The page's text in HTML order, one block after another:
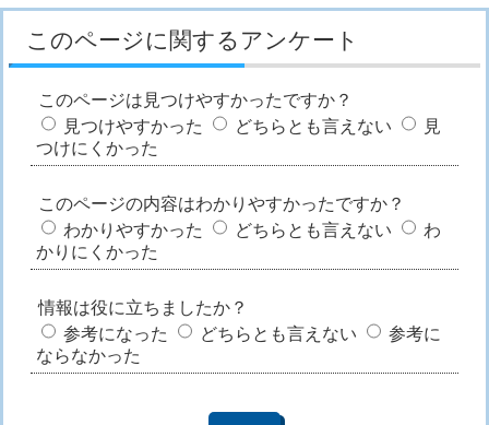
このページに関するアンケート
このページは見つけやすかったですか？
見つけやすかった
どちらとも言えない
見
つけにくかった
このページの内容はわかりやすかったですか？
わかりやすかった
どちらとも言えない
わ
かりにくかった
情報は役に立ちましたか？
参考になった
どちらとも言えない
参考に
ならなかった